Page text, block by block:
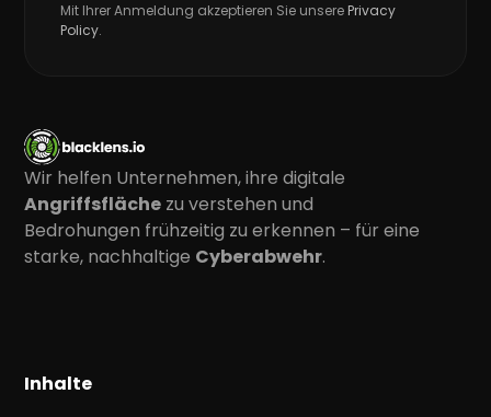
Mit Ihrer Anmeldung akzeptieren Sie unserePrivacy
Policy.
Wir helfen Unternehmen, ihre digitale
Angriffsfläche zu verstehen und
Bedrohungen frühzeitig zu erkennen – für eine
starke, nachhaltige Cyberabwehr.
Inhalte